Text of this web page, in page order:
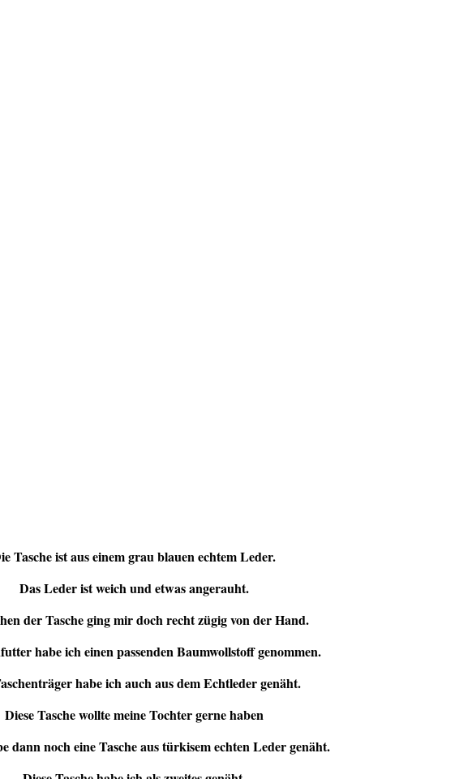
Tasche ist aus einem grau blauen echtem Leder.
Das Leder ist weich und etwas angerauht.
der Tasche ging mir doch recht zügig von der Hand.
habe ich einen passenden Baumwollstoff genommen.
habe ich auch aus dem Echtleder genäht.
Diese Tasche wollte meine Tochter gerne haben
dann noch eine Tasche aus türkisem echten Leder genäht.